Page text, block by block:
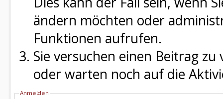
ändern möchten oder
Funktionen aufrufen.
Sie versuchen einen Beitrag
oder warten noch auf die
Anmelden